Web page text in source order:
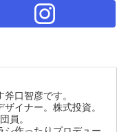
口智彦です。
イナー。株式投資。
員。